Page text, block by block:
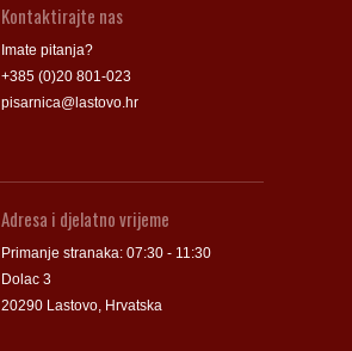
Kontaktirajte nas
Imate pitanja?
+385 (0)20 801-023
pisarnica@lastovo.hr
Adresa i djelatno vrijeme
Primanje stranaka: 07:30 - 11:30
Dolac 3
20290 Lastovo, Hrvatska